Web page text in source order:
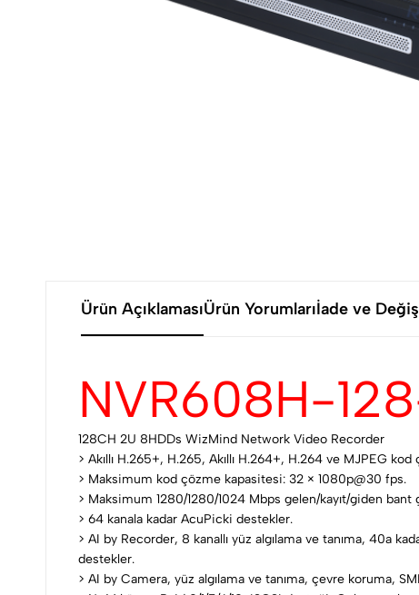
Ürün AçıklamasıÜrün Yorumlarıİade ve
NVR608H-
128CH 2U 8HDDs WizMind Network Video Recorder
> Akıllı H.265+, H.265, Akıllı H.264+, H.264 ve MJPEG
> Maksimum kod çözme kapasitesi: 32 × 1080p@30 fps.
> Maksimum 1280/1280/1024 Mbps gelen/kayıt/giden bant
> 64 kanala kadar AcuPicki destekler.
> AI by Recorder, 8 kanallı yüz algılama ve tanıma, 40a
destekler.
> AI by Camera, yüz algılama ve tanıma, çevre koruma,